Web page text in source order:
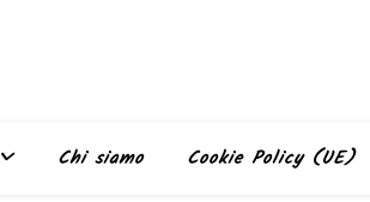
Chi siamo Cookie Policy (UE)